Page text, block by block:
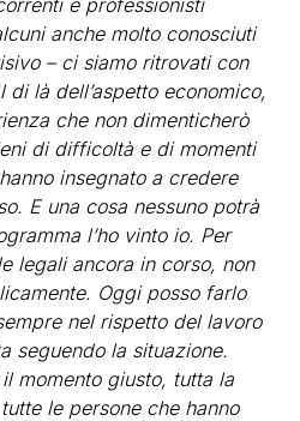
e professionisti
anche molto conosciuti
– ci siamo ritrovati con
là dell’aspetto economico,
che non dimenticherò
di difficoltà e di momenti
insegnato a credere
E una cosa nessuno potrà
l’ho vinto io. Per
legali ancora in corso, non
Oggi posso farlo
nel rispetto del lavoro
seguendo la situazione.
momento giusto, tutta la
le persone che hanno